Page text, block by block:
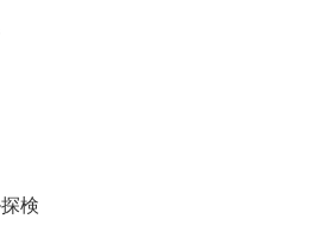
検